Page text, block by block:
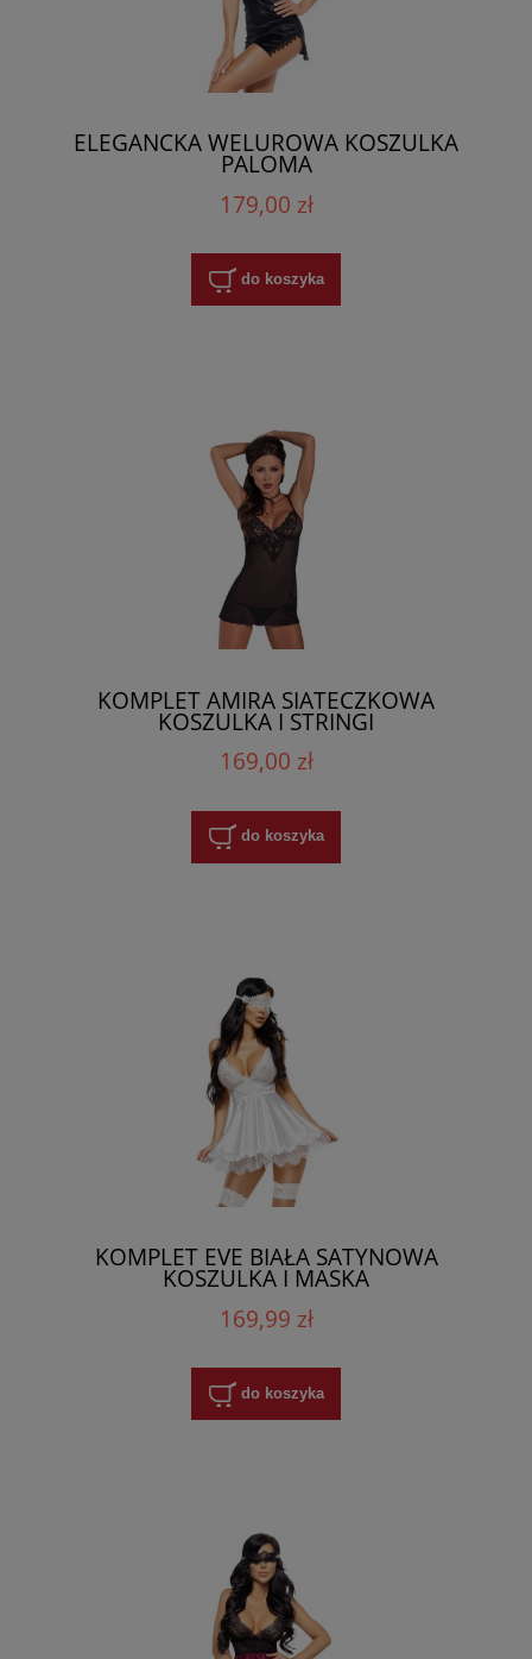
ELEGANCKA WELUROWA KOSZULKA
PALOMA
179,00 zł
do koszyka
KOMPLET AMIRA SIATECZKOWA
KOSZULKA I STRINGI
169,00 zł
do koszyka
KOMPLET EVE BIAŁA SATYNOWA
KOSZULKA I MASKA
169,99 zł
do koszyka